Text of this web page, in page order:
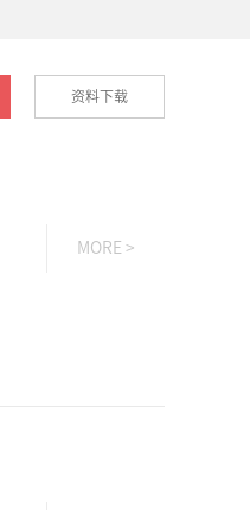
资料下载
MORE >